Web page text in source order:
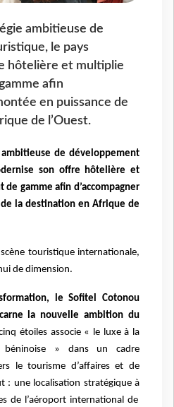
ambitieuse de
le pays
hôtelière et multiplie
afin
en puissance de
de l’Ouest.
de développement
son offre hôtelière et
gamme afin d’accompagner
la destination en Afrique de
touristique internationale,
de dimension.
le Sofitel Cotonou
la nouvelle ambition du
étoiles associe « le luxeà la
béninoise » dans un cadre
le tourisme d ’affaires et de
: une localisation stratégique à
de l ’aéroport international de